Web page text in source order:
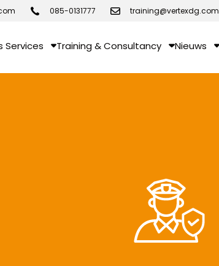
085-0131777 training@vertexdg.com
Services Training & Consultancy Nieuws